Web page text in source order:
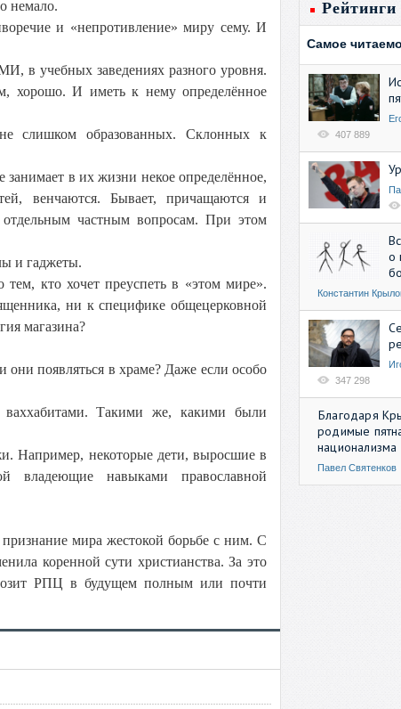
немало.
и «непротивление» миру сему. И
в учебных заведениях разного уровня.
хорошо. И иметь к нему определённое
слишком образованных. Склонных к
в их жизни некое определённое,
венчаются. Бывает, причащаются и
частным вопросам. При этом
и гаджеты.
кто хочет преуспеть в «этом мире».
ни к специфике общецерковной
магазина?
они появляться в храме? Даже если особо
Такими же, какими были
Например, некоторые дети, выросшие в
владеющие навыками православной
мира жестокой борьбе с ним. С
коренной сути христианства. За это
РПЦ в будущем полным или почти
Рейтинги
Самое
407 889
о
Константин
347 298
Благодаря
родимые
национализма
Павел Святенков